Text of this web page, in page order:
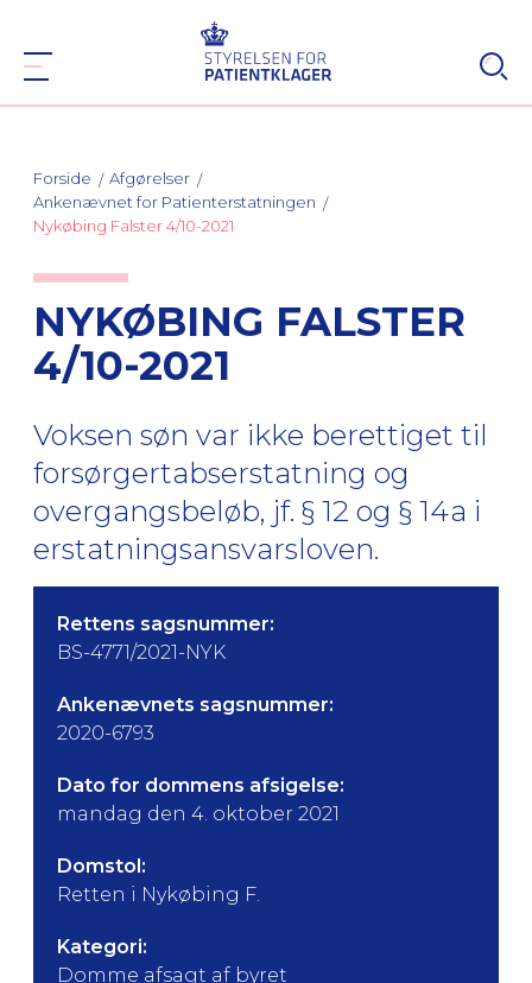
Forside
Afgørelser
Ankenævnet for Patienterstatningen
Nykøbing Falster 4/10-2021
NYKØBING FALSTER
4/10-2021
Voksen søn var ikke berettiget til
forsørgertabserstatning og
overgangsbeløb, jf. § 12 og § 14a i
erstatningsansvarsloven.
Rettens sagsnummer:
BS-4771/2021-NYK
Ankenævnets sagsnummer:
2020-6793
Dato for dommens afsigelse:
mandag den 4. oktober 2021
Domstol:
Retten i Nykøbing F.
Kategori:
Domme afsagt af byret